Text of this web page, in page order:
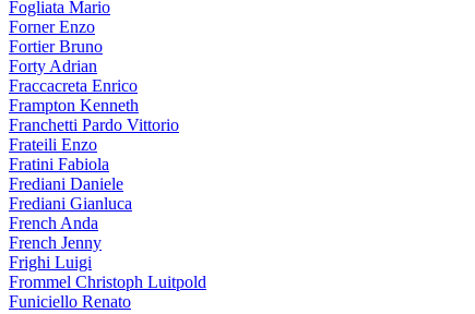
Fogliata Mario
Forner Enzo
Fortier Bruno
Forty Adrian
Fraccacreta Enrico
Frampton Kenneth
Franchetti Pardo Vittorio
Frateili Enzo
Fratini Fabiola
Frediani Daniele
Frediani Gianluca
French Anda
French Jenny
Frighi Luigi
Frommel Christoph Luitpold
Funiciello Renato